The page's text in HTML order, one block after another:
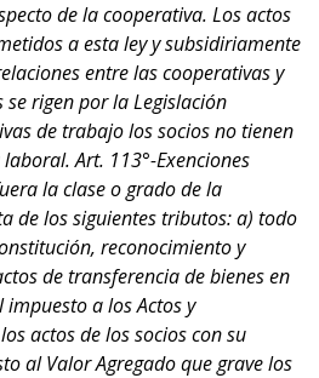
de la cooperativa. Los actos
a esta ley y subsidiriamente
entre las cooperativas y
rigen por la Legislación
de trabajo los socios no tienen
Art. 113°-Exenciones
la clase o grado de la
de los siguientes tributos: a) todo
reconocimiento y
de transferencia de bienes en
a los Actos y
actos de los socios con su
al Valor Agregado que grave los